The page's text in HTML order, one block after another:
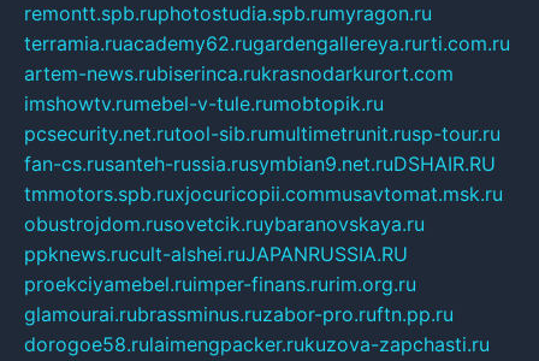
remontt.spb.ruphotostudia.spb.rumyragon.ru
terramia.ruacademy62.rugardengallereya.rurti.com.ru
artem-news.rubiserinca.rukrasnodarkurort.com
imshowtv.rumebel-v-tule.rumobtopik.ru
pcsecurity.net.rutool-sib.rumultimetrunit.rusp-tour.ru
fan-cs.rusanteh-russia.rusymbian9.net.ruDSHAIR.RU
tmmotors.spb.ruxjocuricopii.commusavtomat.msk.ru
obustrojdom.rusovetcik.ruybaranovskaya.ru
ppknews.rucult-alshei.ruJAPANRUSSIA.RU
proekciyamebel.ruimper-finans.rurim.org.ru
glamourai.rubrassminus.ruzabor-pro.ruftn.pp.ru
dorogoe58.rulaimengpacker.rukuzova-zapchasti.ru